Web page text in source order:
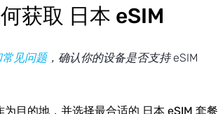
获取 日本 eSIM
见问题，确认你的设备是否支持 eSIM
为目的地，并选择最合适的 日本 eSIM 套餐